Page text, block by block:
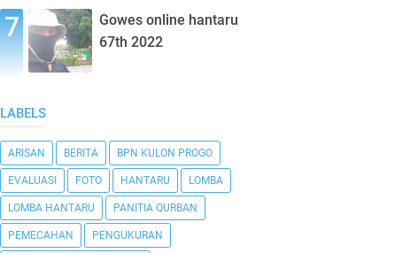
Gowes online hantaru
67th 2022
LABELS
ARISAN BERITA BPN KULON PROGO
EVALUASI FOTO HANTARU LOMBA
LOMBA HANTARU PANITIA QURBAN
PEMECAHAN PENGUKURAN